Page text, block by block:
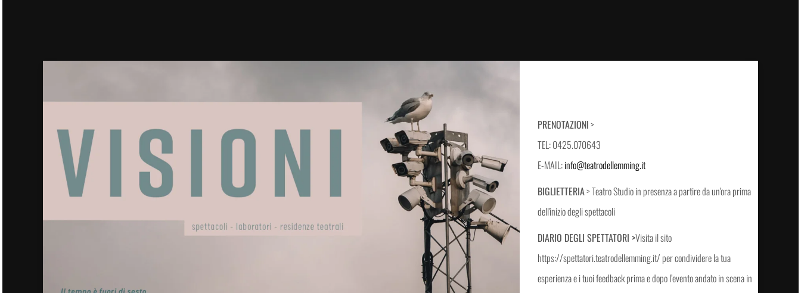
PRENOTAZIONI>
TEL: 0425.070643
E-MAIL:info@teatrodellemming.it
BIGLIETTERIA> Teatro Studio in presenza a partire da un'ora prima
dell'inizio degli spettacoli
DIARIO DEGLI SPETTATORI >Visita il sito
https://spettatori.teatrodellemming.it/ per condividere la tua
esperienza e i tuoi feedback prima e dopo l’evento andato in scena in